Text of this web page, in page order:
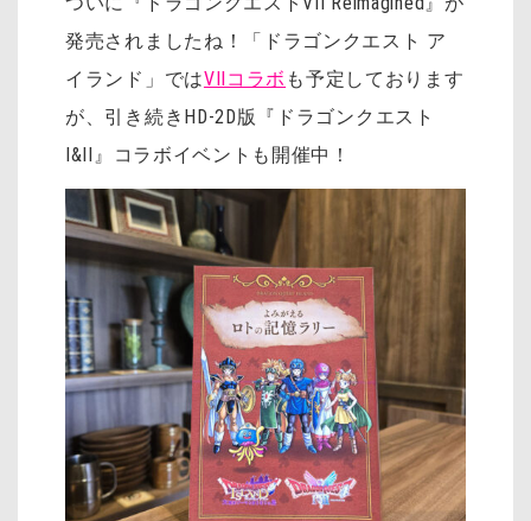
発売されましたね！「ドラゴンクエスト ア
イランド」ではVIIコラボ も予定しております
が、引き続きHD-2D版『ドラゴンクエスト
I&II』コラボイベントも開催中！